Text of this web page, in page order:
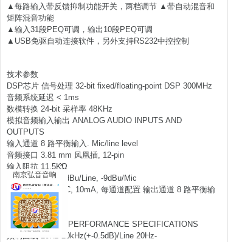
▲每路输入带反馈抑制功能开关，两档调节 ▲带自动混音和
矩阵混音功能
▲输入31段PEQ可调，输出10段PEQ可调
▲USB免驱自动连接软件，另外支持RS232中控控制
技术参数
DSP芯片 信号处理 32-bit fixed/floating-point DSP 300MHz
音频系统延迟 < 1ms
数模转换 24-bit 采样率 48KHz
模拟音频输入输出 ANALOG AUDIO INPUTS AND
OUTPUTS
输入通道 8 路平衡输入. Mic/line level
音频接口 3.81 mm 凤凰插, 12-pin
输入阻抗 11.5KΩ
最大输入电平 12dBu/Line, -9dBu/Mic
幻象电源 +48VDC, 10mA, 每通道配置 输出通道 8 路平衡输
出, line level
输出阻抗 150Ω
音频指标 AUDIO PERFORMANCE SPECIFICATIONS
频响曲线 20Hz-20kHz(+-0.5dB)/Line 20Hz-
×
南京弘音音响